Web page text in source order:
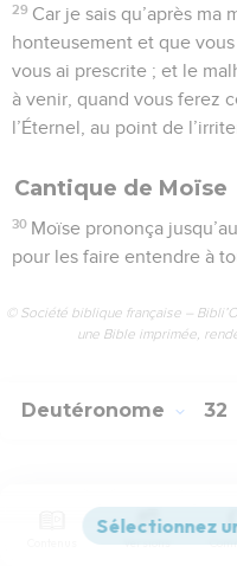
29 Car je sais qu’après ma
honteusement et que
vous ai prescrite ; et le
à venir, quand vous ferez
l’Éternel, au point de
Cantique de Moïse
30 Moïse prononça
pour les faire entendre à
© Société biblique française –
une Bible imprimée,
Deutéronome 32
Cieux ! prêtez l’oreille,
Versions